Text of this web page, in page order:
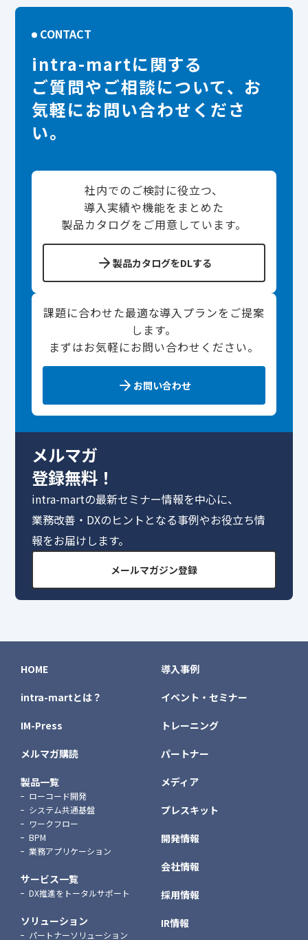
CONTACT
intra-martに関する
ご質問やご相談について、お
気軽にお問い合わせくださ
い。
社内でのご検討に役立つ、
導入実績や機能をまとめた
製品カタログをご用意しています。
製品カタログをDLする
課題に合わせた最適な導入プランをご提案
します。
まずはお気軽にお問い合わせください。
お問い合わせ
メルマガ
登録無料！
intra-martの最新セミナー情報を中心に、
業務改善・DXのヒントとなる事例やお役立ち情
報をお届けします。
メールマガジン登録
HOME
intra-martとは？
IM-Press
メルマガ購読
製品一覧
ローコード開発
システム共通基盤
ワークフロー
BPM
業務アプリケーション
サービス一覧
DX推進をトータルサポート
ソリューション
パートナーソリューション
導入事例
イベント・セミナー
トレーニング
パートナー
メディア
プレスキット
開発情報
会社情報
採用情報
IR情報